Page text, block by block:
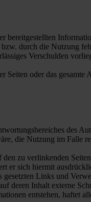
durch die Nutzung
Verschulden
oder das
des
die Nutzung im Falle
zu verlinkenden
er sich hiermit
Links und
deren Inhalt externe
entstehen, haftet